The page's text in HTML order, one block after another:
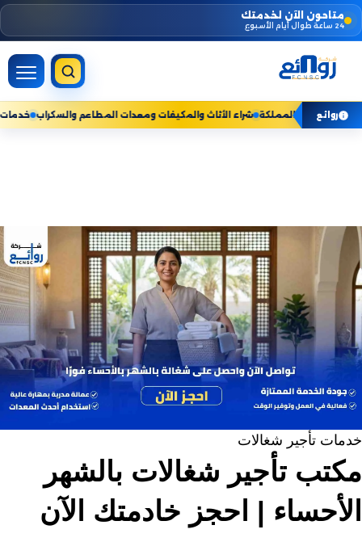
Skip
to
content
متاحون الآن لخدمتك
24 ساعة طوال أيام الأسبوع
روائع
المنزلية — نخدم جميع مناطق المملكة شراء الأثاث والمكيفات ومعدات
خدمات تأجير شغالات
مكتب تأجير شغالات بالشهر
الأحساء | احجز خادمتك الآن